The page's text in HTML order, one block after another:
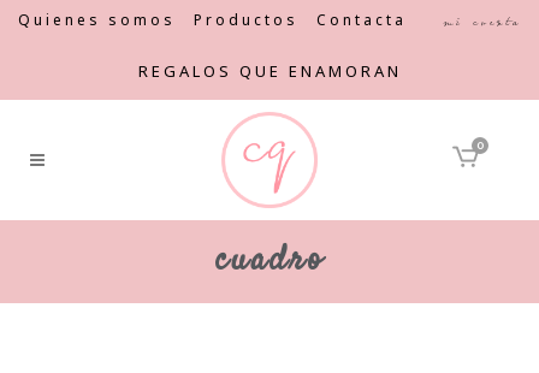
Quienes somos Productos Contacta Mi cuenta
REGALOS QUE ENAMORAN
0
cuadro